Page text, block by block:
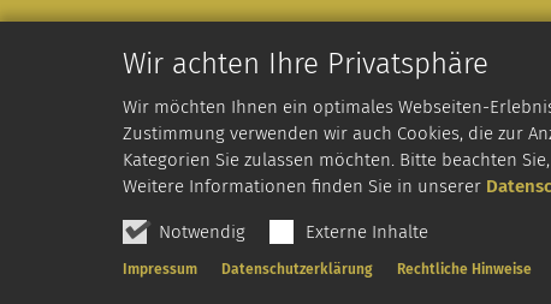
Wir achten Ihre Privatsphäre
Wir möchten Ihnen ein optimales Webseiten-
Zustimmung verwenden wir auch Cookies, die zur
Kategorien Sie zulassen möchten. Bitte beachten
Weitere Informationen finden Sie in unserer
Notwendig Externe Inhalte
Impressum Datenschutzerklärung Rechtliche Hinweise